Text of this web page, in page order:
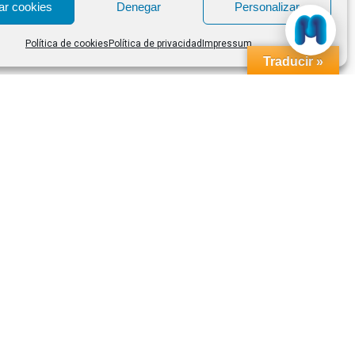
cookies Denegar Personalizar
Política de cookies Política de privacidad Impressum
Traducir »